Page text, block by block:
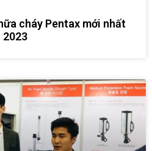
cháy Pentax mới nhất
2023